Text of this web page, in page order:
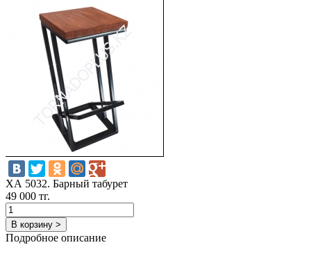
ХА 5032. Барный табурет
49 000 тг.
В корзину >
Подробное описание